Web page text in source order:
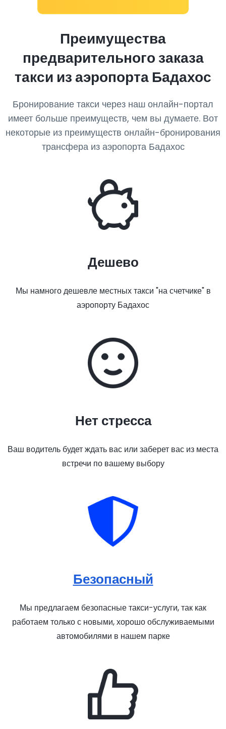
Преимущества
предварительного заказа
такси из аэропорта Бадахос
Бронирование такси через наш онлайн-портал
имеет больше преимуществ, чем вы думаете. Вот
некоторые из преимуществ онлайн-бронирования
трансфера из аэропорта Бадахос
Дешево
Мы намного дешевле местных такси "на счетчике" в
аэропорту Бадахос
Нет стресса
Ваш водитель будет ждать вас или заберет вас из места
встречи по вашему выбору
Безопасный
Мы предлагаем безопасные такси-услуги, так как
работаем только с новыми, хорошо обслуживаемыми
автомобилями в нашем парке